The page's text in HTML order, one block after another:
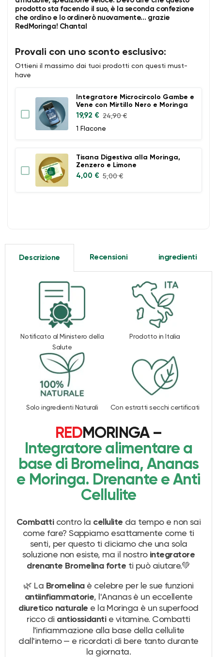
prodotto sta facendo il suo, è la seconda confezione
che ordino e lo ordinerò nuovamente… grazie
RedMoringa! Chantal
Provali con uno sconto esclusivo:
Ottieni il massimo dai tuoi prodotti con questi must-
have
Integratore Microcircolo Gambe e
Vene con Mirtillo Nero e Moringa
19,92 € 24,90 €
1 Flacone
Tisana Digestiva alla Moringa,
Zenzero e Limone
4,00 € 5,00 €
Descrizione
Notificato al Ministero della
Salute
Prodotto in Italia
Solo ingredienti Naturali Con estratti secchi certificati
REDMORINGA –
Integratore alimentare a
base di Bromelina, Ananas
e Moringa. Drenante e Anti
Cellulite
Combatticontro la cellulite da tempo e non sai
come fare? Sappiamo esattamente come ti
senti, per questo ti diciamo che una sola
soluzione non esiste, ma il nostro integratore
drenante Bromelina forte ti può aiutare.💚
🌿 La Bromelinaè celebre per le sue funzioni
antiinfiammatorie, l'Ananas è un eccellente
diuretico naturale e la Moringa è un superfood
ricco di antiossidantie vitamine. Combatti
l'infiammazione alla base della cellulite
dall'interno — e ricordati di bere tanto durante
la giornata.
Recensioni ingredienti